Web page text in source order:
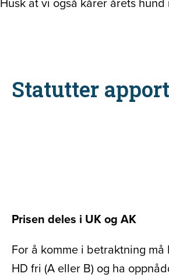
Statutter apport
Prisen deles i UK og AK
For å komme i betraktning
HD fri (A eller B) og ha